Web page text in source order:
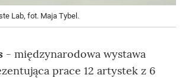
Lab, fot. Maja Tybel.
- międzynarodowa wystawa
prace 12 artystek z 6